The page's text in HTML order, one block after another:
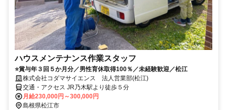
ハウスメンテナンス作業スタッフ
⭐賞与年３回５か月分／男性育休取得100％／未経験歓迎／松江
株式会社コダマサイエンス 法人営業部(松江)
交通・アクセス JR乃木駅より徒歩５分
月給230,000円～300,000円
島根県松江市